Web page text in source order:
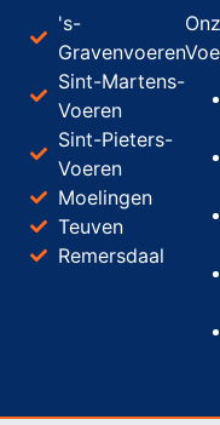
's-
Gravenvoeren
Sint-Martens-
Voeren
Sint-Pieters-
Voeren
Moelingen
Teuven
Remersdaal